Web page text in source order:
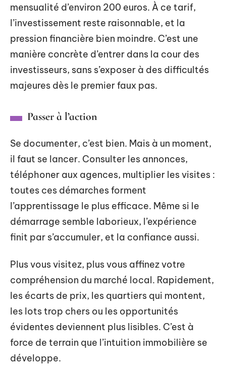
mensualité d’environ 200 euros. À ce tarif,
l’investissement reste raisonnable, et la
pression financière bien moindre. C’est une
manière concrète d’entrer dans la cour des
investisseurs, sans s’exposer à des difficultés
majeures dès le premier faux pas.
Passer à l’action
Se documenter, c’est bien. Mais à un moment,
il faut se lancer. Consulter les annonces,
téléphoner aux agences, multiplier les visites :
toutes ces démarches forment
l’apprentissage le plus efficace. Même si le
démarrage semble laborieux, l’expérience
finit par s’accumuler, et la confiance aussi.
Plus vous visitez, plus vous affinez votre
compréhension du marché local. Rapidement,
les écarts de prix, les quartiers qui montent,
les lots trop chers ou les opportunités
évidentes deviennent plus lisibles. C’est à
force de terrain que l’intuition immobilière se
développe.